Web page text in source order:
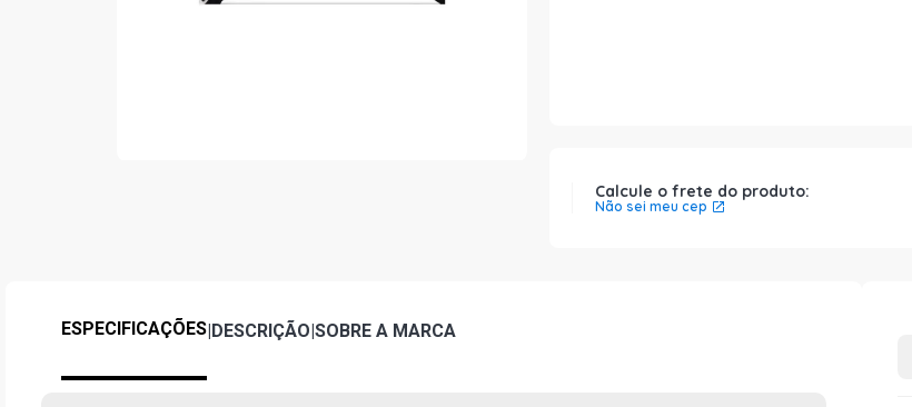
Calcule o frete do produto:
Não sei meu cep
ESPECIFICAÇÕES|DESCRIÇÃO|SOBRE A MARCA